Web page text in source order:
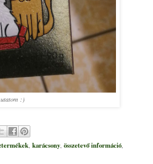
:)
, karácsony, összetevő információ,